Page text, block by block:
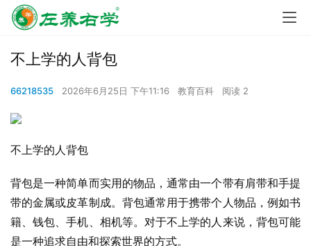
不上学的人背包
66218535 2026年6月25日 下午11:16 教育百科 阅读 2
不上学的人背包
背包是一种简单而实用的物品，通常由一个带有肩带和手提
带的金属或皮革制成。背包通常用于携带个人物品，例如书
籍、钱包、手机、相机等。对于不上学的人来说，背包可能
是一种追求自由和探索世界的方式。